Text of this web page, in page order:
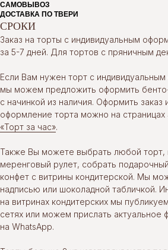
САМОВЫВОЗ
ДОСТАВКА ПО ТВЕРИ
СРОКИ
Заказ на торты с индивидуальным
за 5-7 дней. Для тортов с пряничным
Если Вам нужен торт с
мы можем предложить оформить бенто-
с начинкой из наличия. Оформить
оформление торта можно на страницах
«Торт за час».
Также Вы можете выбрать любой торт,
меренговый рулет, собрать
конфет с витрины кондитерской. Мы
надписью или шоколадной табличкой.
на витринах кондитерских мы
сетях или можем прислать актуальное
на WhatsApp.